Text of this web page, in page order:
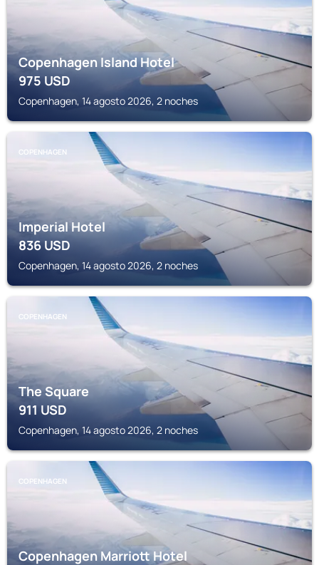
Copenhagen Island Hotel
975USD
Copenhagen, 14 agosto 2026, 2 noches
COPENHAGEN
Imperial Hotel
836USD
Copenhagen, 14 agosto 2026, 2 noches
COPENHAGEN
The Square
911USD
Copenhagen, 14 agosto 2026, 2 noches
COPENHAGEN
Copenhagen Marriott Hotel